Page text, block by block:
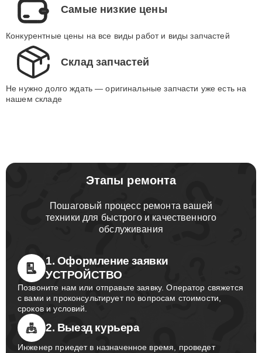
Самые низкие цены
Конкурентные цены на все виды работ и виды запчастей
Склад запчастей
Не нужно долго ждать — оригинальные запчасти уже есть на
нашем складе
Этапы ремонта
Пошаговый процесс ремонта вашей
техники для быстрого и качественного
обслуживания
1. Оформление заявки
УСТРОЙСТВО
Позвоните нам или отправьте заявку. Оператор свяжется
с вами и проконсультирует по вопросам стоимости,
сроков и условий.
2. Выезд курьера
Инженер приедет в назначенное время, проведет